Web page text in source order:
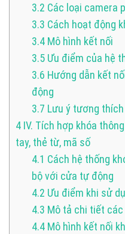
3.2 Các loại camera
3.3 Cách hoạt động
3.4 Mô hình kết nối
3.5 Ưu điểm của hệ
3.6 Hướng dẫn kết
động
3.7 Lưu ý tương
4 IV. Tích hợp khóa
tay, thẻ từ, mã số
4.1 Cách hệ thống
bộ với cửa tự động
4.2 Ưu điểm khi sử
4.3 Mô tả chi tiết
4.4 Mô hình kết nối